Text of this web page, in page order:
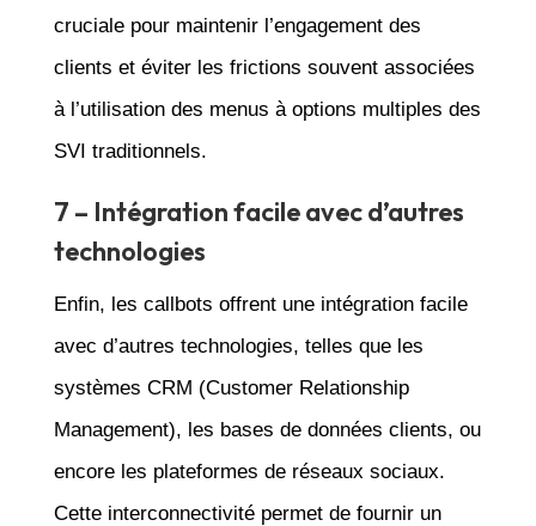
cruciale pour maintenir l’engagement des
clients et éviter les frictions souvent associées
à l’utilisation des menus à options multiples des
SVI traditionnels.
7 – Intégration facile avec d’autres
technologies
Enfin, les callbots offrent une intégration facile
avec d’autres technologies, telles que les
systèmes CRM (Customer Relationship
Management), les bases de données clients, ou
encore les plateformes de réseaux sociaux.
Cette interconnectivité permet de fournir un